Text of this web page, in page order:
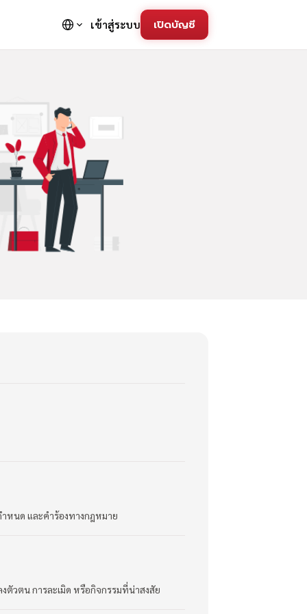
เข้าสู่ระบบ เปิดบัญชี
หนด และคำร้องทางกฎหมาย
ตัวตน การละเมิด หรือกิจกรรมที่น่าสงสัย